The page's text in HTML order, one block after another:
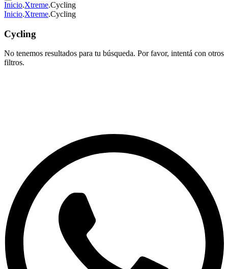
Inicio.Xtreme.Cycling
Inicio.Xtreme.Cycling
Cycling
No tenemos resultados para tu búsqueda. Por favor, intentá con otros
filtros.